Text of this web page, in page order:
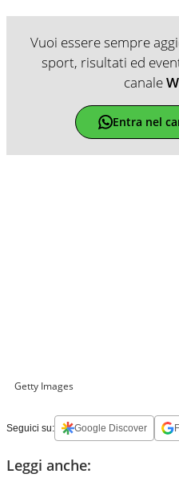
Vuoi essere sempre
sport, risultati ed
canale
Entra nel
Getty Images
Seguici su: Google Discover
Leggi anche: